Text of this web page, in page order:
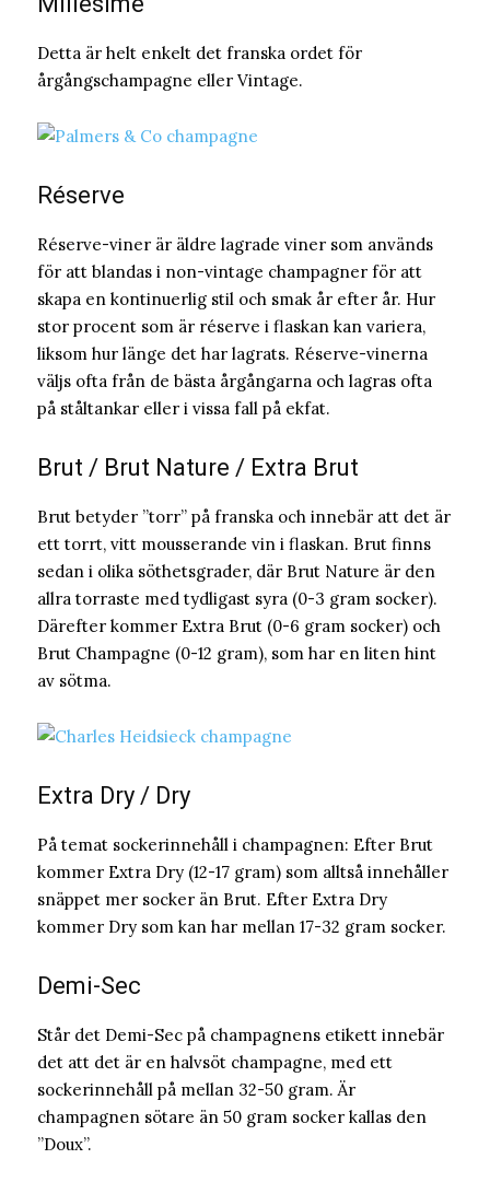
Detta är helt enkelt det franska ordet för
årgångschampagne eller Vintage.
Réserve
Réserve-viner är äldre lagrade viner som används
för att blandas i non-vintage champagner för att
skapa en kontinuerlig stil och smak år efter år. Hur
stor procent som är réserve i flaskan kan variera,
liksom hur länge det har lagrats. Réserve-vinerna
väljs ofta från de bästa årgångarna och lagras ofta
på ståltankar eller i vissa fall på ekfat.
Brut / Brut Nature / Extra Brut
Brut betyder ”torr” på franska och innebär att det är
ett torrt, vitt mousserande vin i flaskan. Brut finns
sedan i olika söthetsgrader, där Brut Nature är den
allra torraste med tydligast syra (0-3 gram socker).
Därefter kommer Extra Brut (0-6 gram socker) och
Brut Champagne (0-12 gram), som har en liten hint
av sötma.
Extra Dry / Dry
På temat sockerinnehåll i champagnen: Efter Brut
kommer Extra Dry (12-17 gram) som alltså innehåller
snäppet mer socker än Brut. Efter Extra Dry
kommer Dry som kan har mellan 17-32 gram socker.
Demi-Sec
Står det Demi-Sec på champagnens etikett innebär
det att det är en halvsöt champagne, med ett
sockerinnehåll på mellan 32-50 gram. Är
champagnen sötare än 50 gram socker kallas den
”Doux”.